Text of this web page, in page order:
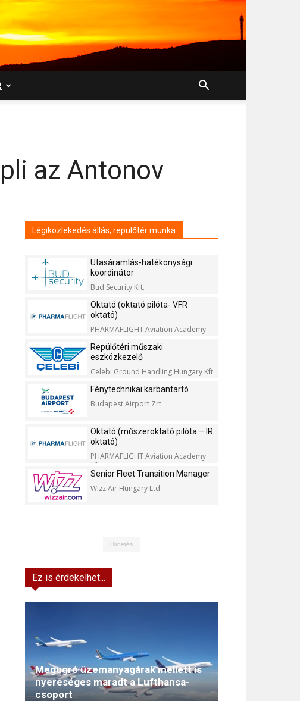
az Antonov
Légiközlekedés állás, repülőtér munka
Utasáramlás-hatékonysági
koordinátor
Bud Security Kft.
Oktató (oktató pilóta- VFR
oktató)
PHARMAFLIGHT Aviation Academy
Kft.
Repülőtéri műszaki
eszközkezelő
Celebi Ground Handling Hungary Kft.
Fénytechnikai karbantartó
Budapest Airport Zrt.
Oktató (műszeroktató pilóta – IR
oktató)
PHARMAFLIGHT Aviation Academy
Kft.
Senior Fleet Transition Manager
Wizz Air Hungary Ltd.
Hirdetés
Ez is érdekelhet...
Megugró üzemanyagárak mellett is
nyereséges maradt a Lufthansa-
csoport